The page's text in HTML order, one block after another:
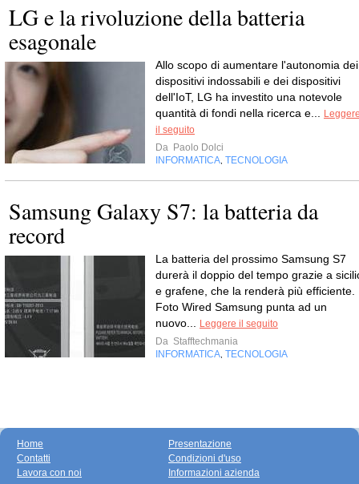
LG e la rivoluzione della batteria
esagonale
Allo scopo di aumentare l'autonomia dei
dispositivi indossabili e dei dispositivi
dell'IoT, LG ha investito una notevole
quantità di fondi nella ricerca e...
il seguito
Da Paolo Dolci
INFORMATICA TECNOLOGIA
Samsung Galaxy S7: la batteria da
record
La batteria del prossimo Samsung S7
durerà il doppio del tempo grazie a
e grafene, che la renderà più efficiente.
Foto Wired Samsung punta ad un
nuovo...
Leggere il seguito
Da Stafftechmania
INFORMATICA TECNOLOGIA
Home
Contatti
Lavora con noi
Presentazione
Condizioni d'uso
Informazioni azienda